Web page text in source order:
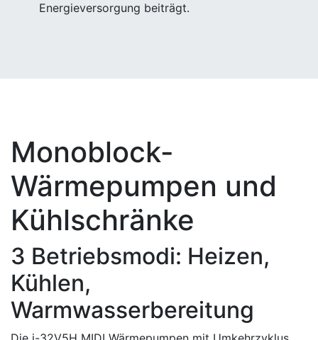
Energieversorgung beiträgt.
Monoblock-
Wärmepumpen und
Kühlschränke
3 Betriebsmodi: Heizen,
Kühlen,
Warmwasserbereitung